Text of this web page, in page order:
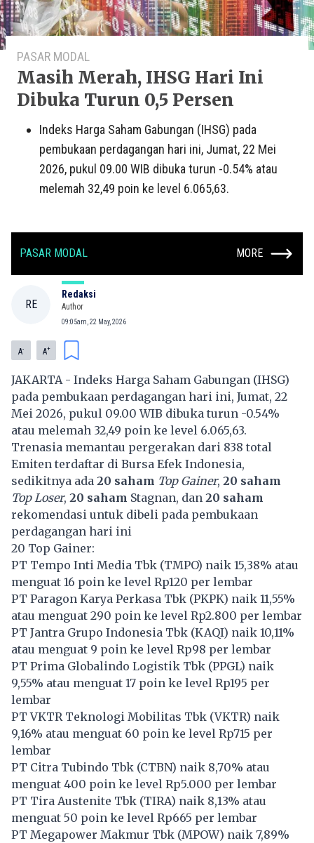
PASAR MODAL
Masih Merah, IHSG Hari Ini
Dibuka Turun 0,5 Persen
Indeks Harga Saham Gabungan (IHSG) pada
pembukaan perdagangan hari ini, Jumat, 22 Mei
2026, pukul 09.00 WIB dibuka turun -0.54% atau
melemah 32,49 poin ke level 6.065,63.
PASAR MODAL MORE
RE
Redaksi
Author
09:05am, 22 May, 2026
A- A+
JAKARTA - Indeks Harga Saham Gabungan (IHSG)
pada pembukaan perdagangan hari ini, Jumat, 22
Mei 2026, pukul 09.00 WIB dibuka turun -0.54%
atau melemah 32,49 poin ke level 6.065,63.
Trenasia memantau pergerakan dari 838 total
Emiten terdaftar di Bursa Efek Indonesia,
sedikitnya ada 20 saham Top Gainer, 20 saham
Top Loser, 20 saham Stagnan, dan 20 saham
rekomendasi untuk dibeli pada pembukaan
perdagangan hari ini
20 Top Gainer:
PT Tempo Inti Media Tbk (TMPO) naik 15,38% atau
menguat 16 poin ke level Rp120 per lembar
PT Paragon Karya Perkasa Tbk (PKPK) naik 11,55%
atau menguat 290 poin ke level Rp2.800 per lembar
PT Jantra Grupo Indonesia Tbk (KAQI) naik 10,11%
atau menguat 9 poin ke level Rp98 per lembar
PT Prima Globalindo Logistik Tbk (PPGL) naik
9,55% atau menguat 17 poin ke level Rp195 per
lembar
PT VKTR Teknologi Mobilitas Tbk (VKTR) naik
9,16% atau menguat 60 poin ke level Rp715 per
lembar
PT Citra Tubindo Tbk (CTBN) naik 8,70% atau
menguat 400 poin ke level Rp5.000 per lembar
PT Tira Austenite Tbk (TIRA) naik 8,13% atau
menguat 50 poin ke level Rp665 per lembar
PT Megapower Makmur Tbk (MPOW) naik 7,89%